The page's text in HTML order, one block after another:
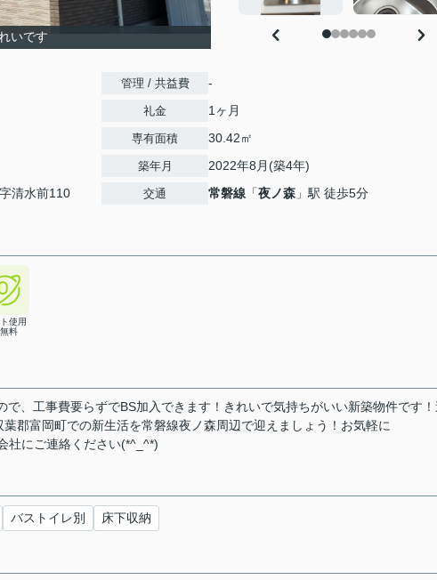
いです
字清水前110
管理 / 共益費 -
礼金 1ヶ月
専有面積 30.42㎡
築年月 2022年8月(築4年)
交通 常磐線 「夜ノ森 」駅 徒歩5分
使用
料
、工事費要らずでBS加入できます！きれいで気持ちがいい新築物件です
郡富岡町での新生活を常磐線夜ノ森周辺で迎えましょう！お気軽に
社にご連絡ください(*^_^*)
バストイレ別 床下収納